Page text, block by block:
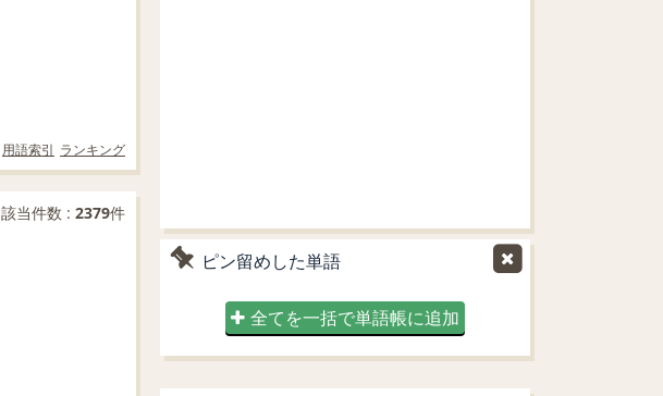
用語索引 ランキング
該当件数 : 2379件
ピン留めした単語
全てを一括で単語帳に追加